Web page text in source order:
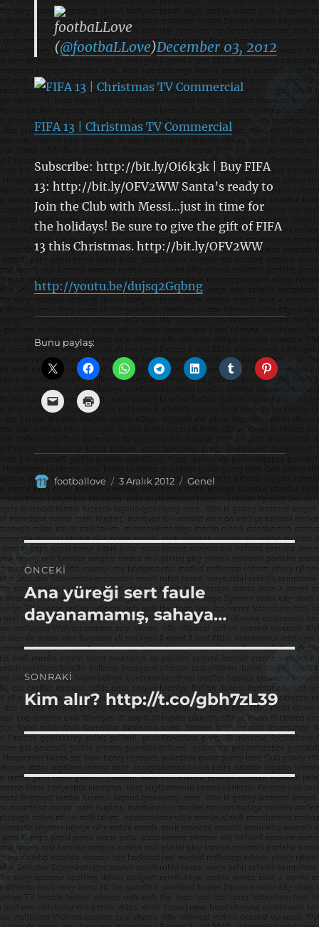
footbaLLove
(@footbaLLove)December 03, 2012
FIFA 13 | Christmas TV Commercial
Subscribe: http://bit.ly/Oi6k3k | Buy FIFA
13: http://bit.ly/OFV2WW Santa’s ready to
Join the Club with Messi…just in time for
the holidays! Be sure to give the gift of FIFA
13 this Christmas. http://bit.ly/OFV2WW
http://youtu.be/dujsq2Gqbng
Bunu paylaş:
Yazar
footballove
Yayın
3 Aralık 2012 Kategoriler
Genel
Yazı
gezinmesi
ÖNCEKI
Önceki
yazı:
Ana yüreği sert faule
dayanamamış, sahaya…
SONRAKI
Sonraki
yazı:
Kim alır? http://t.co/gbh7zL39